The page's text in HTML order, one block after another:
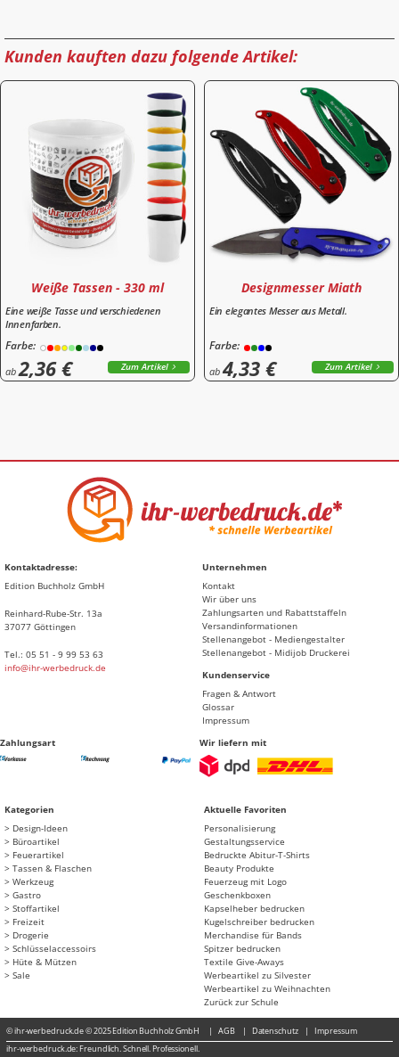
Kunden kauften dazu folgende Artikel:
Weiße Tassen - 330 ml
Eine weiße Tasse und verschiedenen
Innenfarben.
Farbe:
ab2,36 € Zum Artikel
Designmesser Miath
Ein elegantes Messer aus Metall.
Farbe:
ab4,33 € Zum Artikel
Kontaktadresse:
Edition Buchholz GmbH
Reinhard-Rube-Str. 13a
37077 Göttingen
Tel.: 05 51 - 9 99 53 63
info@ihr-werbedruck.de
Unternehmen
Kontakt
Wir über uns
Zahlungsarten und Rabattstaffeln
Versandinformationen
Stellenangebot - Mediengestalter
Stellenangebot - Midijob Druckerei
Kundenservice
Fragen & Antwort
Glossar
Impressum
Wir liefern mit
Zahlungsart
Kategorien
Design-Ideen
Büroartikel
Feuerartikel
Tassen & Flaschen
Werkzeug
Gastro
Stoffartikel
Freizeit
Drogerie
Schlüsselaccessoirs
Hüte & Mützen
Sale
Aktuelle Favoriten
Personalisierung
Gestaltungsservice
Bedruckte Abitur-T-Shirts
Beauty Produkte
Feuerzeug mit Logo
Geschenkboxen
Kapselheber bedrucken
Kugelschreiber bedrucken
Merchandise für Bands
Spitzer bedrucken
Textile Give-Aways
Werbeartikel zu Silvester
Werbeartikel zu Weihnachten
Zurück zur Schule
© ihr-werbedruck.de © 2025 Edition Buchholz GmbH AGB Datenschutz
Impressum
ihr-werbedruck.de: Freundlich. Schnell. Professionell.